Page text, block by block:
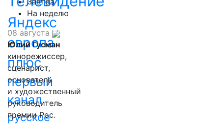
Яндекс
европа
плюс
первый
канал
русское
На неделю
08 августа
Юлий Гусман
кинорежиссер,
сценарист,
основатель
и художественный
руководитель
премии Рос.